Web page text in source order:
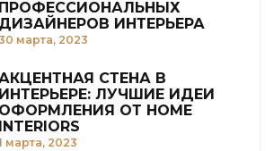
ПРОФЕССИОНАЛЬНЫХ
ДИЗАЙНЕРОВ ИНТЕРЬЕРА
30 марта, 2023
СТЕНА В
ИНТЕРЬЕРЕ: ЛУЧШИЕ ИДЕИ
ОФОРМЛЕНИЯ ОТ HOME
INTERIORS
марта, 2023